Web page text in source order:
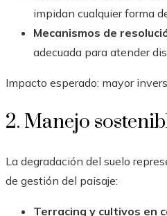
impidan cualquier forma
Mecanismos de
adecuada para atender
Impacto esperado: mayor
2. Manejo
La degradación del suelo
de gestión del paisaje:
Terracing y cultivos en